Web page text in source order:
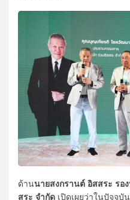
ด้านนายสงกรานต์ อิสสระ รอ
สระ จำกัด เปิดเผยว่าในปัจจุ